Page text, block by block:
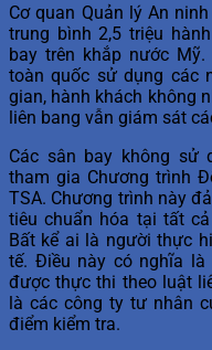
Cơ quan Quản lý An
trung bình 2,5 triệu
bay trên khắp nước
toàn quốc sử dụng các
gian, hành khách không
liên bang vẫn giám sát
Các sân bay không sử
tham gia Chương trình
TSA. Chương trình này
tiêu chuẩn hóa tại tất
Bất kể ai là người thực
tế. Điều này có nghĩa
được thực thi theo luật
là các công ty tư nhân
điểm kiểm tra.